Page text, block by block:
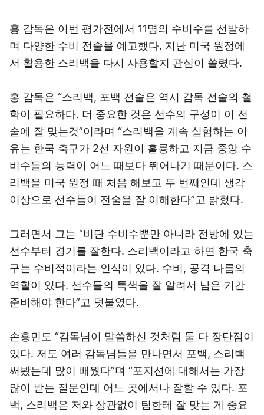
홍 감독은 이번 평가전에서 11명의 수비수를 선발하
며 다양한 수비 전술을 예고했다. 지난 미국 원정에
서 활용한 스리백을 다시 사용할지 관심이 쏠렸다.
홍 감독은 “스리백, 포백 전술은 역시 감독 전술의 철
학이 필요하다. 더 중요한 것은 선수의 구성이 이 전
술에 잘 맞는것”이라며 “스리백을 계속 실험하는 이
유는 한국 축구가 2선 자원이 훌륭하고 지금 중앙 수
비수들의 능력이 어느 때보다 뛰어나기 때문이다. 스
리백을 미국 원정 때 처음 해보고 두 번째인데 생각
이상으로 선수들이 전술을 잘 이해한다”고 밝혔다.
그러면서 그는 “비단 수비수뿐만 아니라 전방에 있는
선수부터 경기를 잘한다. 스리백이라고 하면 한국 축
구는 수비적이라는 인식이 있다. 수비, 공격 나름의
역할이 있다. 선수들의 특색을 잘 알려서 남은 기간
준비해야 한다”고 덧붙였다.
손흥민도 “감독님이 말씀하신 것처럼 둘 다 장단점이
있다. 저도 여러 감독님들을 만나면서 포백, 스리백
써봤는데 많이 배웠다”며 “포지션에 대해서는 가장
많이 받는 질문인데 어느 곳에서나 잘할 수 있다. 포
백, 스리백은 저와 상관없이 팀한테 잘 맞는 게 중요